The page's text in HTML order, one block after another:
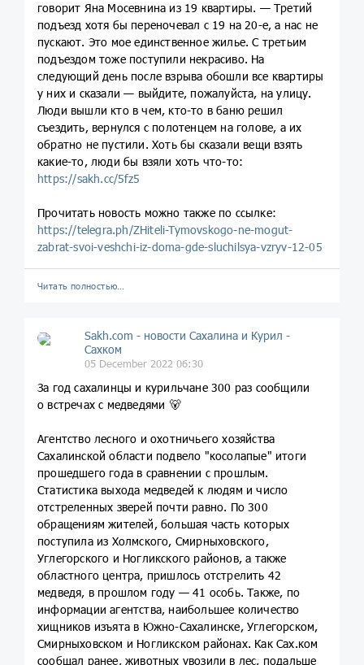
говорит Яна Мосевнина из 19 квартиры. — Третий
подъезд хотя бы переночевал с 19 на 20-е, а нас не
пускают. Это мое единственное жилье. С третьим
подъездом тоже поступили некрасиво. На
следующий день после взрыва обошли все квартиры
у них и сказали — выйдите, пожалуйста, на улицу.
Люди вышли кто в чем, кто-то в баню решил
съездить, вернулся с полотенцем на голове, а их
обратно не пустили. Хоть бы сказали вещи взять
какие-то, люди бы взяли хоть что-то:
https://sakh.cc/5fz5
Прочитать новость можно также по ссылке:
https://telegra.ph/ZHiteli-Tymovskogo-ne-mogut-
zabrat-svoi-veshchi-iz-doma-gde-sluchilsya-vzryv-12-05
Читать полностью…
Sakh.com - новости Сахалина и Курил -
Сахком
05 December 2022 06:30
За год сахалинцы и курильчане 300 раз сообщили
о встречах с медведями 🐻
Агентство лесного и охотничьего хозяйства
Сахалинской области подвело "косолапые" итоги
прошедшего года в сравнении с прошлым.
Статистика выхода медведей к людям и число
отстреленных зверей почти равно. По 300
обращениям жителей, большая часть которых
поступила из Холмского, Смирныховского,
Углегорского и Ногликского районов, а также
областного центра, пришлось отстрелить 42
медведя, в прошлом году — 41 особь. Также, по
информации агентства, наибольшее количество
хищников изъята в Южно-Сахалинске, Углегорском,
Смирныховском и Ногликском районах. Как Сах.ком
сообщал ранее, животных увозили в лес, подальше